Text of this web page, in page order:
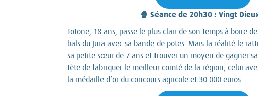
🍿 Séance de 20h30 : Vingt
Totone, 18 ans, passe le plus clair de son temps à boire
bals du Jura avec sa bande de potes. Mais la réalité le
sa petite sœur de 7 ans et trouver un moyen de gagner
tête de fabriquer le meilleur comté de la région, celui
la médaille d’or du concours agricole et 30 000 euros.